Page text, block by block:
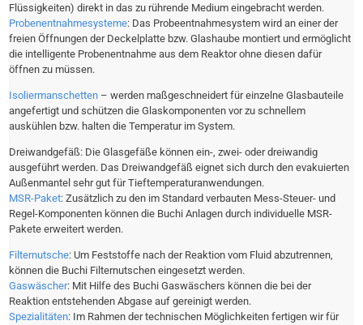
Flüssigkeiten) direkt in das zu rührende Medium eingebracht werden.
Probenentnahmesysteme: Das Probeentnahmesystem wird an einer der
freien Öffnungen der Deckelplatte bzw. Glashaube montiert und ermöglicht
die intelligente Probenentnahme aus dem Reaktor ohne diesen dafür
öffnen zu müssen.
Isoliermanschetten – werden maßgeschneidert für einzelne Glasbauteile
angefertigt und schützen die Glaskomponenten vor zu schnellem
auskühlen bzw. halten die Temperatur im System.
Dreiwandgefäß: Die Glasgefäße können ein-, zwei- oder dreiwandig
ausgeführt werden. Das Dreiwandgefäß eignet sich durch den evakuierten
Außenmantel sehr gut für Tieftemperaturanwendungen.
MSR-Paket: Zusätzlich zu den im Standard verbauten Mess-Steuer- und
Regel-Komponenten können die Buchi Anlagen durch individuelle MSR-
Pakete erweitert werden.
Filternutsche: Um Feststoffe nach der Reaktion vom Fluid abzutrennen,
können die Buchi Filternutschen eingesetzt werden.
Gaswäscher: Mit Hilfe des Buchi Gaswäschers können die bei der
Reaktion entstehenden Abgase auf gereinigt werden.
Spezialitäten: Im Rahmen der technischen Möglichkeiten fertigen wir für